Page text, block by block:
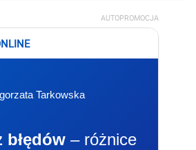
AUTOPROMOCJA
Tarkowska
błędów – różnice